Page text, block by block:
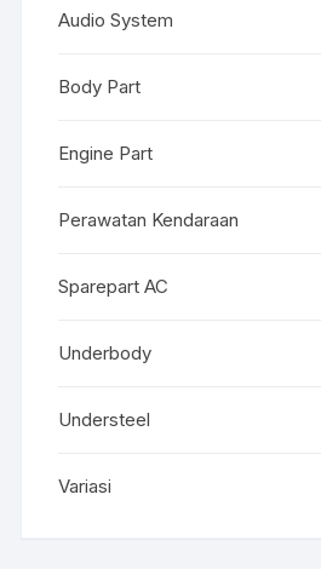
Audio System
Body Part
Engine Part
Perawatan Kendaraan
Sparepart AC
Underbody
Understeel
Variasi